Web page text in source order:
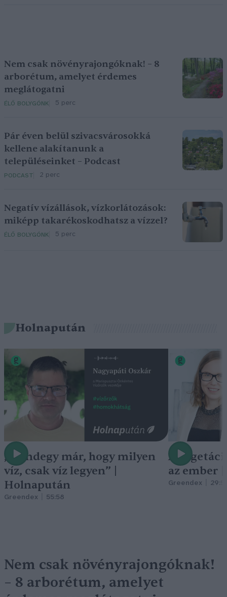
Nem csak növényrajongóknak! – 8
arborétum, amelyet érdemes
meglátogatni
ÉLŐ BOLYGÓNK 5 perc
Pár éven belül szivacsvárosokká
kellene alakítanunk a
településeinket – Podcast
PODCAST 2 perc
Negatív vízállások, vízkorlátozások:
miképp takarékoskodhatsz a vízzel?
ÉLŐ BOLYGÓNK 5 perc
Holnapután
„Mindegy már, hogy milyen
víz, csak víz legyen” |
Holnapután
Greendex 55:58
A
az ember
Greendex
Nem csak növényrajongóknak!
– 8 arborétum, amelyet